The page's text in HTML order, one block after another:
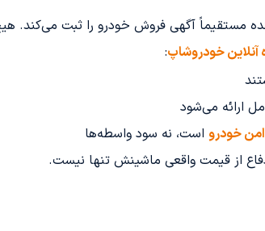
مستقیماً آگهی فروش خودرو را ثبت می‌کند.
آنلاین خودروشاپ:
ارائه می‌شود
خودرو است، نه سود واسطه‌ها
از قیمت واقعی ماشینش تنها نیست.